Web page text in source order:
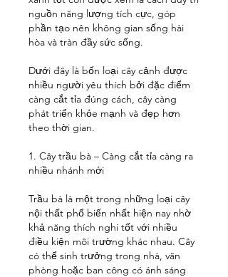
nguồn năng lượng tích cực, góp
phần tạo nên không gian sống hài
hòa và tràn đầy sức sống.
Dưới đây là bốn loại cây cảnh được
nhiều người yêu thích bởi đặc điểm
càng cắt tỉa đúng cách, cây càng
phát triển khỏe mạnh và đẹp hơn
theo thời gian.
1. Cây trầu bà – Càng cắt tỉa càng ra
nhiều nhánh mới
Trầu bà là một trong những loại cây
nội thất phổ biến nhất hiện nay nhờ
khả năng thích nghi tốt với nhiều
điều kiện môi trường khác nhau. Cây
có thể sinh trưởng trong nhà, văn
phòng hoặc ban công có ánh sáng